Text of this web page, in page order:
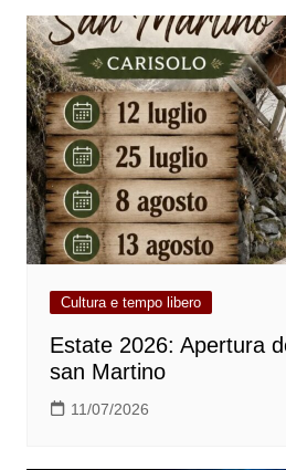
Cultura e tempo libero
Estate 2026: Apertura
san Martino
11/07/2026